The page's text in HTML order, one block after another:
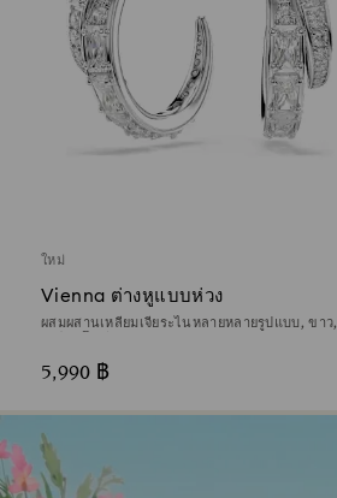
ใหม่
Vienna ต่างหูแบบห่วง
ผสมผสานเหลี่ยมเจียระไนหลายหลายรูปแบบ, ขาว,
5,990 ฿